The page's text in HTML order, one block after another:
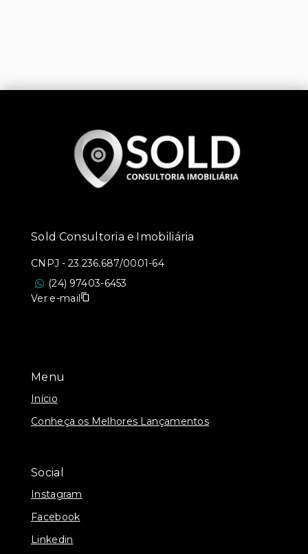
Menu
Início
Conheça os Melhores Lançamentos
Social
Instagram
Facebook
Linkedin
Sold Consultoria e Imobiliária
CNPJ - 23.236.687/0001-64
(24) 97403-6453
Ver e-mail